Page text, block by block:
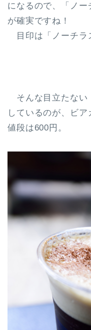
になるので、「ノー
が確実ですね！
目印は「ノーチラ
そんな目立たない
しているのが、ビ
値段は600円。